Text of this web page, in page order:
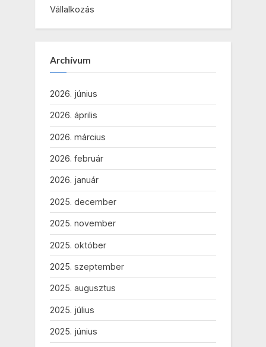
Vállalkozás
Archívum
2026. június
2026. április
2026. március
2026. február
2026. január
2025. december
2025. november
2025. október
2025. szeptember
2025. augusztus
2025. július
2025. június